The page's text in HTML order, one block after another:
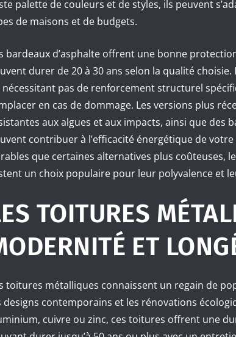
palette de couleurs et de styles, ils peuvent
de maisons et de budgets.
bardeaux d’asphalte offrent une bonne
durer de 20 à 30 ans selon la qualité
nécessitant pas de renforcement structurel
en cas de dommage. Les versions plus
aux algues et aux impacts, ainsi que des
contribuer à l’efficacité énergétique de
que certaines alternatives plus coûteuses,
un choix populaire pour leur polyvalence et
TOITURES
ET
toitures métalliques connaissent un regain de
designs contemporains et les rénovations
cuivre ou zinc, ces toitures offrent une